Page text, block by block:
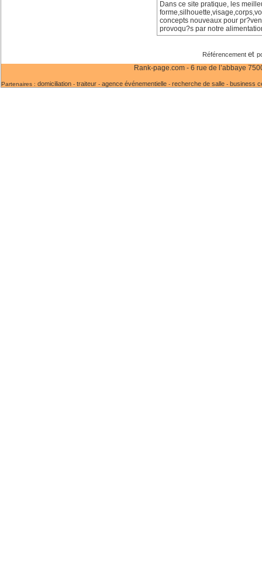
Dans ce site pratique, les
concepts nouveaux pour
provoqu?s par notre
Référencement et
Rank-page.com - 6 rue de l’abbaye
Partenaires : domiciliation - traiteur - agence événementielle - recherche de salle - business